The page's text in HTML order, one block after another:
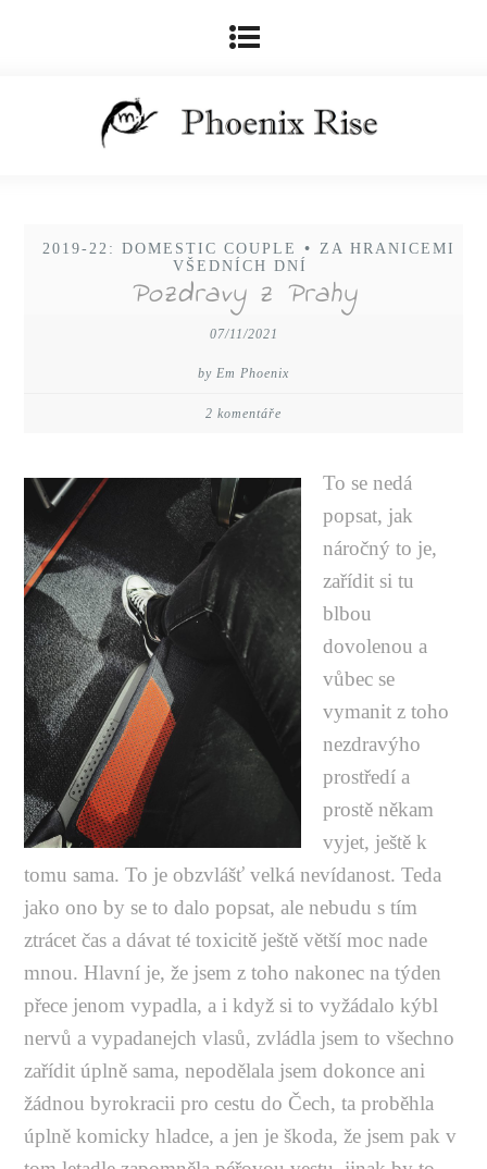
2019-22: DOMESTIC COUPLE •
ZA HRANICEMI
VŠEDNÍCH DNÍ
Pozdravy z Prahy
07/11/2021
by Em Phoenix
2 komentáře
To se nedá
popsat, jak
náročný to je,
zařídit si tu
blbou
dovolenou a
vůbec se
vymanit z toho
nezdravýho
prostředí a
prostě někam
vyjet, ještě k
tomu sama. To je obzvlášť velká nevídanost. Teda
jako ono by se to dalo popsat, ale nebudu s tím
ztrácet čas a dávat té toxicitě ještě větší moc nade
mnou. Hlavní je, že jsem z toho nakonec na týden
přece jenom vypadla, a i když si to vyžádalo kýbl
nervů a vypadanejch vlasů, zvládla jsem to všechno
zařídit úplně sama, nepodělala jsem dokonce ani
žádnou byrokracii pro cestu do Čech, ta proběhla
úplně komicky hladce, a jen je škoda, že jsem pak v